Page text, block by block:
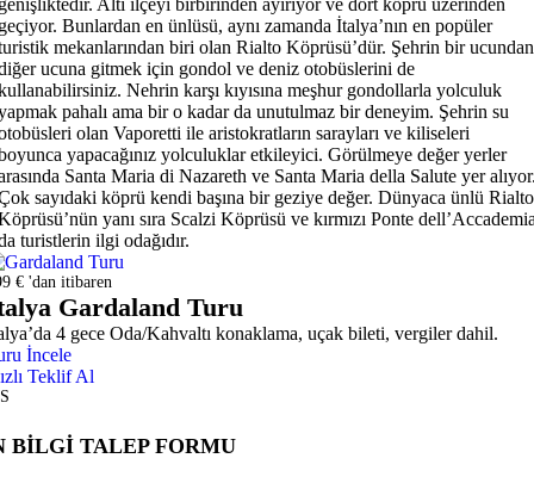
Bunlardan en ünlüsü, aynı zamanda İtalya’nın en popüler
mekanlarından biri olan Rialto Köprüsü’dür. Şehrin bir ucundan
ucuna gitmek için gondol ve deniz otobüslerini de
Nehrin karşı kıyısına meşhur gondollarla yolculuk
pahalı ama bir o kadar da unutulmaz bir deneyim. Şehrin su
olan Vaporetti ile aristokratların sarayları ve kiliseleri
yapacağınız yolculuklar etkileyici. Görülmeye değer yerler
Santa Maria di Nazareth ve Santa Maria della Salute yer
sayıdaki köprü kendi başına bir geziye değer. Dünyaca ünlü Rialto
yanı sıra Scalzi Köprüsü ve kırmızı Ponte
turistlerin ilgi odağıdır.
€ 'dan itibaren
Gardaland Turu
4 gece Oda/Kahvaltı konaklama, uçak bileti, vergiler dahil.
İncele
Teklif Al
BİLGİ TALEP FORMU